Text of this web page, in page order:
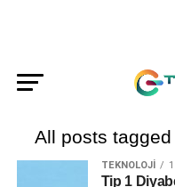
All posts tagged
TEKNOLOJI
Tip 1